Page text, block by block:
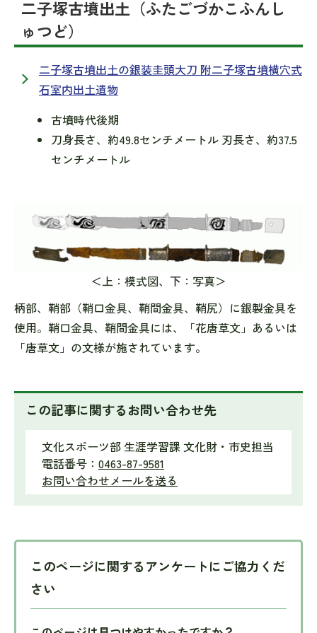
二子塚古墳出土（ふたごづかこふんし
ゅつど）
二子塚古墳出土の銀装圭頭大刀 附二子塚古墳横穴式
石室内出土遺物
古墳時代後期
刀身長さ、約49.8センチメートル 刃長さ、約37.5
センチメートル
＜上：模式図、下：写真＞
柄部、鞘部（鞘口金具、鞘間金具、鞘尻）に銀製金具を
使用。鞘口金具、鞘間金具には、「花唐草文」あるいは
「唐草文」の文様が施されています。
この記事に関するお問い合わせ先
文化スポーツ部 生涯学習課 文化財・市史担当
電話番号： 0463-87-9581
お問い合わせメールを送る
このページに関するアンケートにご協力くだ
さい